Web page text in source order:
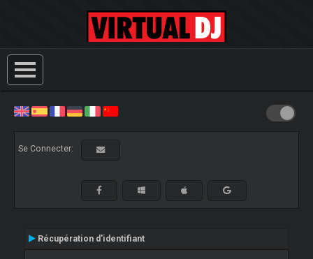
Se Connecter:
Récupération d'identifiant